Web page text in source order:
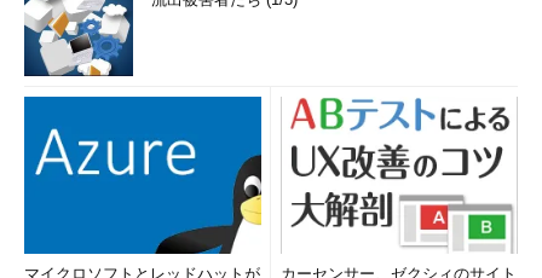
マイクロソフトとレッドハットが
カーセンサー、ゼクシィのサイト